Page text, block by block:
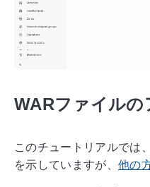
WARファイルの
このチュートリアルでは
を示していますが、 他の